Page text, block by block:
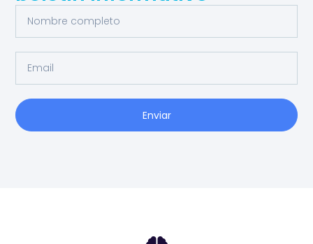
Enviar